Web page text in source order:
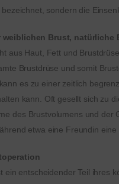
sondern die
weiblichen Brust, natürliche
aus Haut, Fett und
Brustdrüse und somit
es zu einer zeitlich
kann. Oft gesellt sich zu
des Brustvolumens und
etwa eine Freundin
ein entscheidender Teil ihres